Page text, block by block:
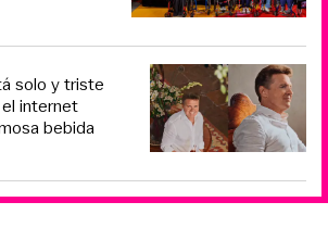
solo y triste
internet
bebida